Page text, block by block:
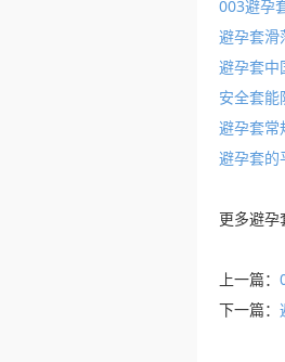
003避孕
避孕套滑
避孕套中
安全套能
避孕套常
避孕套的
更多避孕
上一篇：
下一篇：